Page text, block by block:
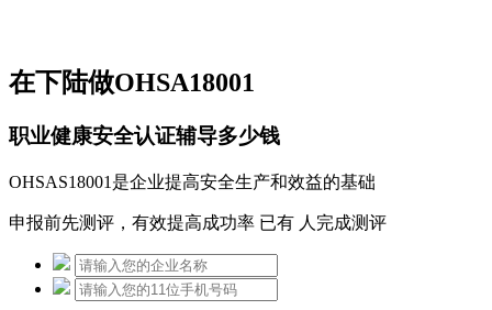
在下陆做OHSA18001
职业健康安全认证辅导多少钱
OHSAS18001是企业提高安全生产和效益的基础
申报前先测评，有效提高成功率 已有 人完成测评